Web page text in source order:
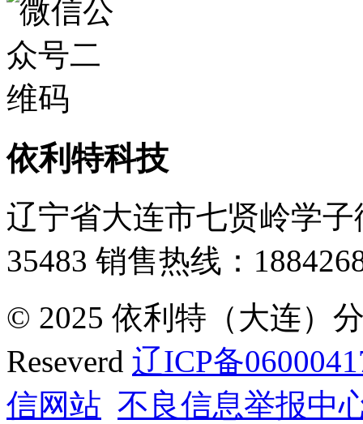
依利特科技
辽宁省大连市七贤岭学子
35483 销售热线：
© 2025 依利特（大连）
Reseverd 辽ICP备
信网站 不良信息举报中